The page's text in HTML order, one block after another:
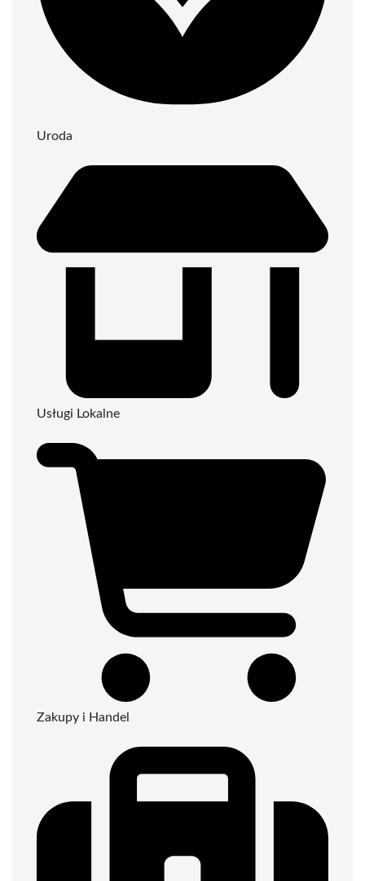
Uroda
Usługi Lokalne
Zakupy i Handel